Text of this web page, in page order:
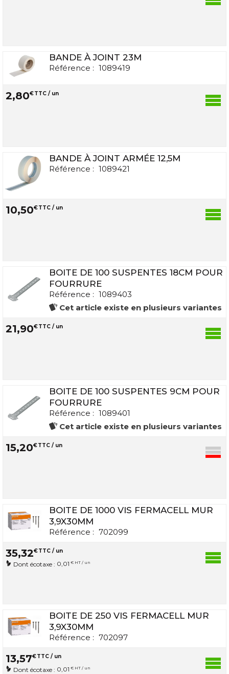
BANDE À JOINT 23M
Référence : 1089419
2,80€TTC / un
BANDE À JOINT ARMÉE 12,5M
Référence : 1089421
10,50€TTC / un
BOITE DE 100 SUSPENTES 18CM POUR
FOURRURE
Référence : 1089403
Cet article existe en plusieurs variantes
21,90€TTC / un
BOITE DE 100 SUSPENTES 9CM POUR
FOURRURE
Référence : 1089401
Cet article existe en plusieurs variantes
15,20€TTC / un
BOITE DE 1000 VIS FERMACELL MUR
3,9X30MM
Référence : 702099
35,32€TTC / un
Dont écotaxe : 0,01 € HT / un
BOITE DE 250 VIS FERMACELL MUR
3,9X30MM
Référence : 702097
13,57€TTC / un
Dont écotaxe : 0,01 € HT / un